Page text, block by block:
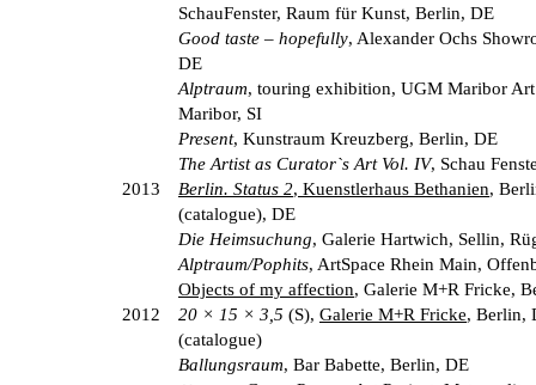
SchauFenster, Raum für Kunst, Berlin, DE
Good taste – hopefully, Alexander Ochs
DE
Alptraum, touring exhibition, UGM Maribor
Maribor, SI
Present, Kunstraum Kreuzberg, Berlin, DE
The Artist as Curator`s Art Vol. IV, Schau
2013
Berlin. Status 2, Kuenstlerhaus Bethanien,
(catalogue), DE
Die Heimsuchung, Galerie Hartwich, Sellin,
Alptraum/Pophits, ArtSpace Rhein Main,
Objects of my affection, Galerie M+R Fricke,
2012
20 × 15 × 3,5 (S), Galerie M+R Fricke, Berlin,
(catalogue)
Ballungsraum, Bar Babette, Berlin, DE